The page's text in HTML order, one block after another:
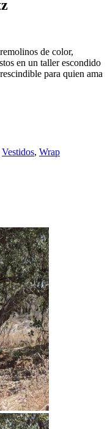
de color,
en un taller escondido
para quien ama
Vestidos, Wrap